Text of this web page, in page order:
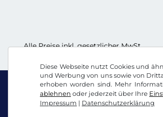
Diese Webseite nutzt Cookies und
und Werbung von uns sowie von
erhoben worden sind. Mehr
ablehnen oder jederzeit über Ihre
Impressum | Datenschutzerklärung
Alle Preise inkl. gesetzlicher MwSt.